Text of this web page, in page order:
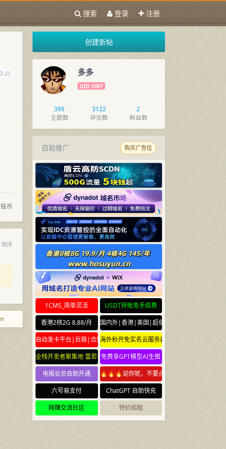
搜索 登录 注册
27
投币
倒序
qu.pw 878.info 08888.com.cn ejqq.com
创建新帖
多多
UID:1097
399
主题数
3122
评论数
2
粉丝数
自助推广 购买广告位
1CMS_简单灵活
USDT转账免手续费
香港2核2G 8.88/月
国内外|香港|美国|超便宜云服务器
自动发卡平台|巨稳|合规海外秒开免实名云服务器
全栈开发者聚集地 雷若社区 leiruo.com
免费享GPT模型AI生图
电报会员自助开通
🔥🔥🔥说你呢，不要点🔥🔥🔥
六号易支付
ChatGPT 自助快充
网赚交流社区
特价招租